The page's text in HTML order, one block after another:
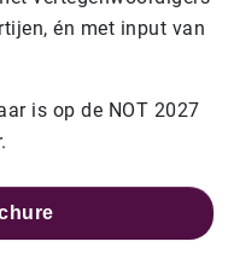
én met input van
is op de NOT 2027